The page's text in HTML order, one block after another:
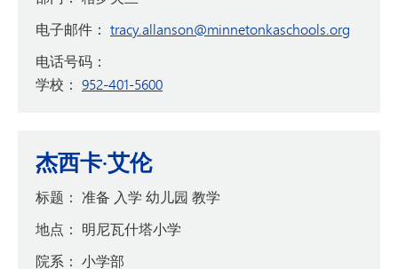
电子邮件： tracy.allanson@minnetonkaschools.org
电话号码：
学校： 952-401-5600
杰西卡·艾伦
标题： 准备 入学 幼儿园 教学
地点： 明尼瓦什塔小学
院系： 小学部